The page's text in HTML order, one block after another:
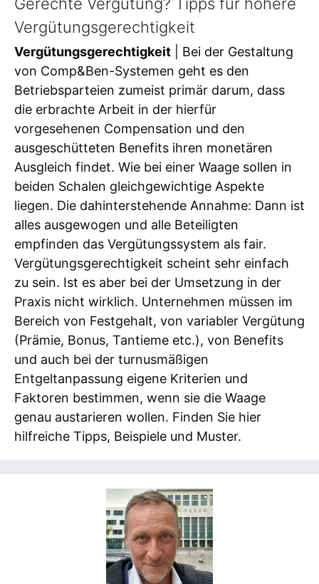
Vergütungsgerechtigkeit
Vergütungsgerechtigkeit | Bei der Gestaltung
von Comp&Ben-Systemen geht es den
Betriebsparteien zumeist primär darum, dass
die erbrachte Arbeit in der hierfür
vorgesehenen Compensation und den
ausgeschütteten Benefits ihren monetären
Ausgleich findet. Wie bei einer Waage sollen in
beiden Schalen gleichgewichtige Aspekte
liegen. Die dahinterstehende Annahme: Dann ist
alles ausgewogen und alle Beteiligten
empfinden das Vergütungssystem als fair.
Vergütungsgerechtigkeit scheint sehr einfach
zu sein. Ist es aber bei der Umsetzung in der
Praxis nicht wirklich. Unternehmen müssen im
Bereich von Festgehalt, von variabler Vergütung
(Prämie, Bonus, Tantieme etc.), von Benefits
und auch bei der turnusmäßigen
Entgeltanpassung eigene Kriterien und
Faktoren bestimmen, wenn sie die Waage
genau austarieren wollen. Finden Sie hier
hilfreiche Tipps, Beispiele und Muster.